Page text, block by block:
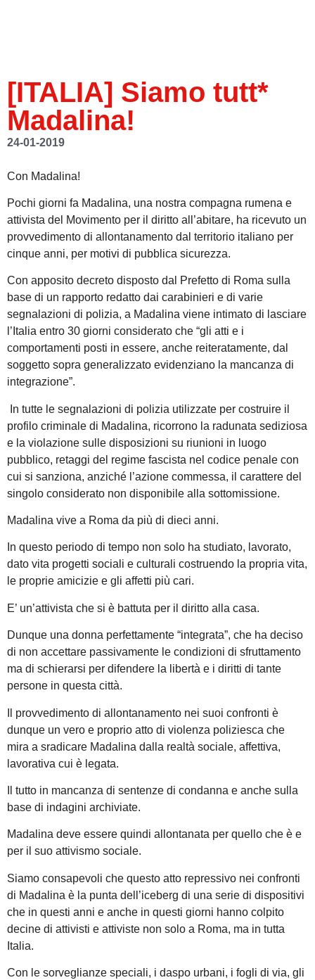
[ITALIA] Siamo tutt*
Madalina!
24-01-2019
Con Madalina!
Pochi giorni fa Madalina, una nostra compagna rumena e
attivista del Movimento per il diritto all’abitare, ha ricevuto un
provvedimento di allontanamento dal territorio italiano per
cinque anni, per motivi di pubblica sicurezza.
Con apposito decreto disposto dal Prefetto di Roma sulla
base di un rapporto redatto dai carabinieri e di varie
segnalazioni di polizia, a Madalina viene intimato di lasciare
l’Italia entro 30 giorni considerato che “gli atti e i
comportamenti posti in essere, anche reiteratamente, dal
soggetto sopra generalizzato evidenziano la mancanza di
integrazione”.
In tutte le segnalazioni di polizia utilizzate per costruire il
profilo criminale di Madalina, ricorrono la radunata sediziosa
e la violazione sulle disposizioni su riunioni in luogo
pubblico, retaggi del regime fascista nel codice penale con
cui si sanziona, anziché l’azione commessa, il carattere del
singolo considerato non disponibile alla sottomissione.
Madalina vive a Roma da più di dieci anni.
In questo periodo di tempo non solo ha studiato, lavorato,
dato vita progetti sociali e culturali costruendo la propria vita,
le proprie amicizie e gli affetti più cari.
E’ un’attivista che si è battuta per il diritto alla casa.
Dunque una donna perfettamente “integrata”, che ha deciso
di non accettare passivamente le condizioni di sfruttamento
ma di schierarsi per difendere la libertà e i diritti di tante
persone in questa città.
Il provvedimento di allontanamento nei suoi confronti è
dunque un vero e proprio atto di violenza poliziesca che
mira a sradicare Madalina dalla realtà sociale, affettiva,
lavorativa cui è legata.
Il tutto in mancanza di sentenze di condanna e anche sulla
base di indagini archiviate.
Madalina deve essere quindi allontanata per quello che è e
per il suo attivismo sociale.
Siamo consapevoli che questo atto repressivo nei confronti
di Madalina è la punta dell’iceberg di una serie di dispositivi
che in questi anni e anche in questi giorni hanno colpito
decine di attivisti e attiviste non solo a Roma, ma in tutta
Italia.
Con le sorveglianze speciali, i daspo urbani, i fogli di via, gli